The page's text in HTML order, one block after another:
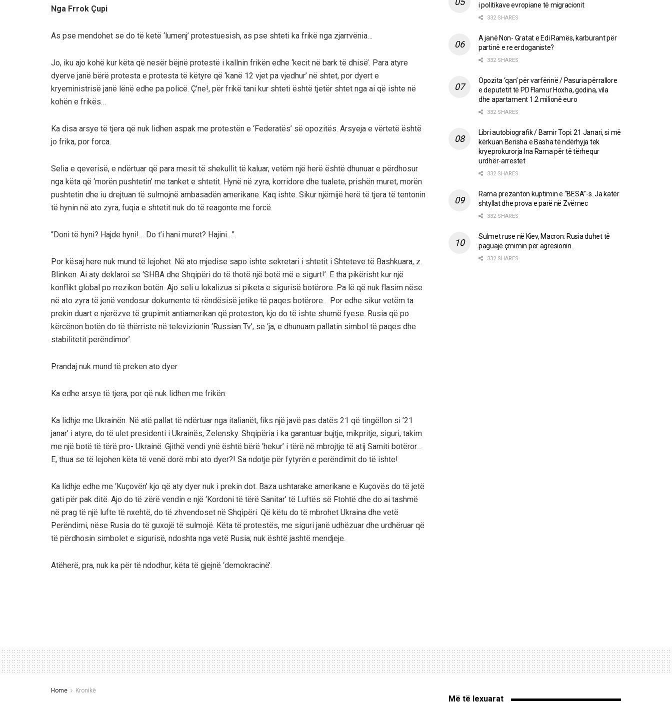
Nga Frrok Çupi
As pse mendohet se do të ketë ‘lumenj’ protestuesish, as pse shteti ka frikë nga zjarrvënia…
Jo, iku ajo kohë kur këta që nesër bëjnë protestë i kallnin frikën edhe ‘kecit në bark të dhisë’. Para atyre
dyerve janë bërë protesta e protesta të këtyre që ‘kanë 12 vjet pa vjedhur’ në shtet, por dyert e
kryeministrisë janë lënë edhe pa policë. Ç’ne!, për frikë tani kur shteti është tjetër shtet nga ai që ishte në
kohën e frikës…
Ka disa arsye të tjera që nuk lidhen aspak me protestën e ‘Federatës’ së opozitës. Arsyeja e vërtetë është
jo frika, por forca.
Selia e qeverisë, e ndërtuar që para mesit të shekullit të kaluar, vetëm një herë është dhunuar e përdhosur
nga këta që ‘morën pushtetin’ me tanket e shtetit. Hynë në zyra, korridore dhe tualete, prishën muret, morën
pushtetin dhe iu drejtuan të sulmojnë ambasadën amerikane. Kaq ishte. Sikur njëmijë herë të tjera të tentonin
të hynin në ato zyra, fuqia e shtetit nuk do të reagonte me forcë.
“Doni të hyni? Hajde hyni!… Do t’i hani muret? Hajini…”.
Por kësaj here nuk mund të lejohet. Në ato mjedise sapo ishte sekretari i shtetit i Shteteve të Bashkuara, z.
Blinken. Ai aty deklaroi se ‘SHBA dhe Shqipëri do të thotë një botë më e sigurt!’. E tha pikërisht kur një
konflikt global po rrezikon botën. Ajo seli u lokalizua si piketa e sigurisë botërore. Pa lë që nuk flasim nëse
në ato zyra të jenë vendosur dokumente të rëndësisë jetike të paqes botërore… Por edhe sikur vetëm ta
prekin duart e njerëzve të grupimit antiamerikan që proteston, kjo do të ishte shumë fyese. Rusia që po
kërcënon botën do të thërriste në televizionin ‘Russian Tv’, se ‘ja, e dhunuam pallatin simbol të paqes dhe
stabilitetit perëndimor’.
Prandaj nuk mund të preken ato dyer.
Ka edhe arsye të tjera, por që nuk lidhen me frikën:
Ka lidhje me Ukrainën. Në atë pallat të ndërtuar nga italianët, fiks një javë pas datës 21 që tingëllon si ’21
janar’ i atyre, do të ulet presidenti i Ukrainës, Zelensky. Shqipëria i ka garantuar bujtje, mikpritje, siguri, takim
me një botë të tërë pro- Ukrainë. Gjithë vendi ynë është bërë ‘hekur’ i tërë në mbrojtje të atij Samiti botëror…
E, thua se të lejohen këta të venë dorë mbi ato dyer?! Sa ndotje për fytyrën e perëndimit do të ishte!
Ka lidhje edhe me ‘Kuçovën’ kjo që aty dyer nuk i prekin dot. Baza ushtarake amerikane e Kuçovës do të jetë
gati për pak ditë. Ajo do të zërë vendin e një ‘Kordoni të tërë Sanitar’ të Luftës së Ftohtë dhe do ai tashmë
në prag të një lufte të nxehtë, do të zhvendoset në Shqipëri. Që këtu do të mbrohet Ukraina dhe vetë
Perëndimi, nëse Rusia do të guxojë të sulmojë. Këta të protestës, me siguri janë udhëzuar dhe urdhëruar që
të përdhosin simbolet e sigurisë, ndoshta nga vetë Rusia; nuk është jashtë mendjeje.
Atëherë, pra, nuk ka për të ndodhur; këta të gjejnë ‘demokracinë’.
i politikave evropiane të migracionit
332 SHARES
A janë Non- Gratat e Edi Ramës, karburant për
partinë e re erdoganiste?
332 SHARES
Opozita ‘qan’ për varfërinë / Pasuria përrallore
e deputetit të PD Flamur Hoxha, godina, vila
dhe apartament 1.2 milionë euro
332 SHARES
Libri autobiografik / Bamir Topi: 21 Janari, si më
kërkuan Berisha e Basha të ndërhyja tek
kryeprokurorja Ina Rama për të tërhequr
urdhër-arrestet
332 SHARES
Rama prezanton kuptimin e “BESA”-s. Ja katër
shtyllat dhe prova e parë në Zvërnec
332 SHARES
Sulmet ruse në Kiev, Macron: Rusia duhet të
paguajë çmimin për agresionin.
332 SHARES
Home Kronikë
Më të lexuarat